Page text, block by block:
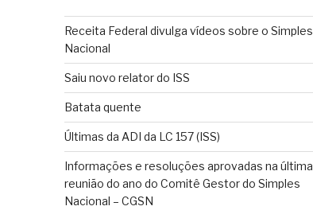
Receita Federal divulga vídeos sobre o Simples
Nacional
Saiu novo relator do ISS
Batata quente
Últimas da ADI da LC 157 (ISS)
Informações e resoluções aprovadas na última
reunião do ano do Comitê Gestor do Simples
Nacional – CGSN